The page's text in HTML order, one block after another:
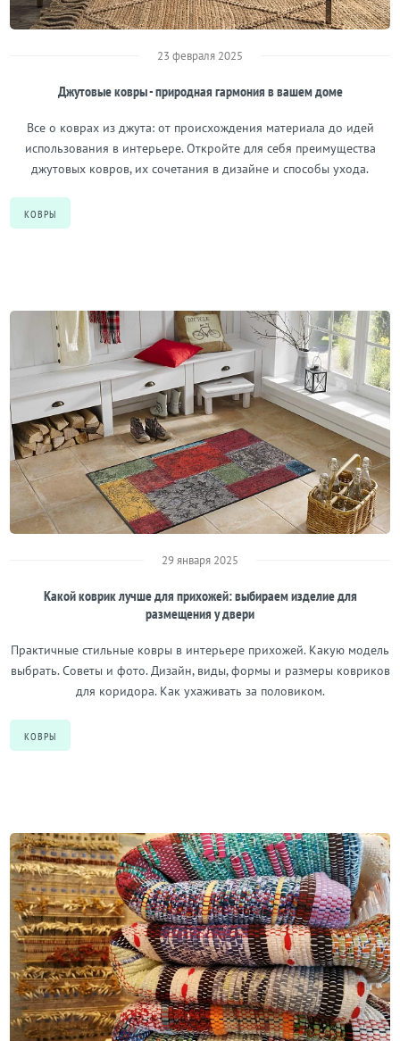
23 февраля 2025
Джутовые ковры - природная гармония в вашем доме
Все о коврах из джута: от происхождения материала до идей
использования в интерьере. Откройте для себя преимущества
джутовых ковров, их сочетания в дизайне и способы ухода.
КОВРЫ
29 января 2025
Какой коврик лучше для прихожей: выбираем изделие для
размещения у двери
Практичные стильные ковры в интерьере прихожей. Какую модель
выбрать. Советы и фото. Дизайн, виды, формы и размеры ковриков
для коридора. Как ухаживать за половиком.
КОВРЫ